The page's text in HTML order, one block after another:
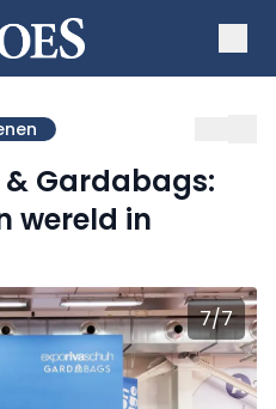
& Gardabags:
wereld in
7/7